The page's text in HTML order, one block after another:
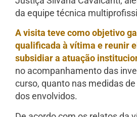
da equipe técnica
A visita teve como objetivo
qualificada à vítima e reunir
subsidiar a atuação
no acompanhamento das
curso, quanto nas medidas
dos envolvidos.